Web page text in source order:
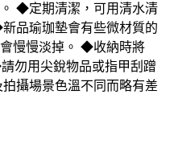
◆定期清潔，可用清水清
品瑜珈墊會有些微材質的
慢慢淡掉。 ◆收納時將
勿用尖銳物品或指甲刮蹭
攝場景色溫不同而略有差